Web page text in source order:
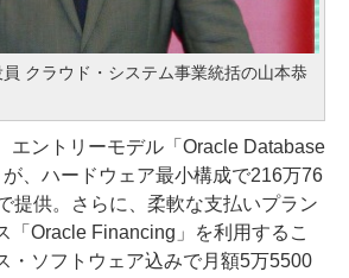
クラウド・システム事業統括の山本恭
ントリーモデル「Oracle Database
、ハードウェア最小構成で216万76
提供。さらに、柔軟な支払いプラン
「Oracle Financing」を利用するこ
・ソフトウェア込みで月額5万5500